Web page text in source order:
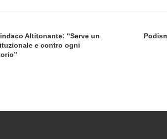
Altitonante: “Serve un
e contro ogni